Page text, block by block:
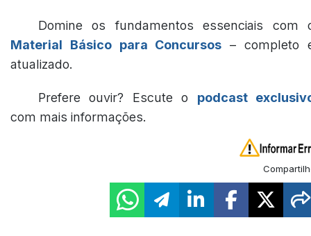
Domine os fundamentos essenciais com
Material Básico para Concursos – completo
atualizado.
Prefere ouvir? Escute o podcast
com mais informações.